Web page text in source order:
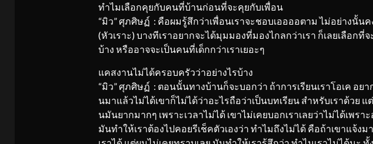
ทำไมเลือกคุยกับคนที่บ้านก่อนที่จะคุยกับเพื่อน
“มิว” ศุภศิษฏ์ : คือผมรู้สึกว่าเพื่อนเราจะชอบเออออตาม ไม่อย่างนั้น
(หัวเราะ) บางทีเราอยากจะได้มุมมองที่มองไกลกว่าเรา ก็เลยเลือก
บ้าง หรืออาจจะเป็นคนที่เด็กกว่าเราเยอะๆ
แคสงานไม่ได้ครอบครัวว่าอย่างไรบ้าง
“มิว” ศุภศิษฏ์ : ตอนนั้นทางบ้านก็จะบอกว่า ถ้าการเรียนเราโอเค อยา
นมาแล้วไม่ได้เขาก็ไม่ได้ว่าอะไรถือว่าเป็นบทเรียน สำหรับเราด้วย แ
นมันยากมากๆ เพราะเวลาไม่ได้ เขาไม่เคยบอกเราเลยว่าไม่ได้เพรา
มันทำให้เราต้องไปคอยรีเช็คตัวเองว่า ทำไมถึงไม่ได้ คือถ้าเขาแจ้ง